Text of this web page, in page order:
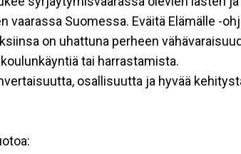
vaarassa Suomessa. Eväitä Elämälle -
on uhattuna perheen
tai harrastamista.
osallisuutta ja hyvää